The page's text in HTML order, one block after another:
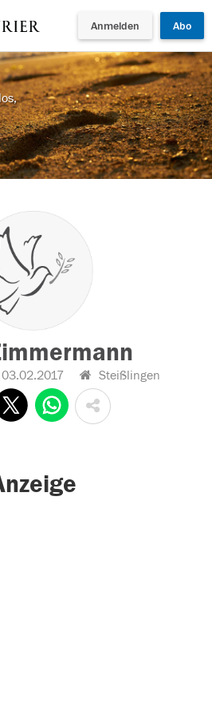
Anmelden Abo
03.02.2017 Steißlingen